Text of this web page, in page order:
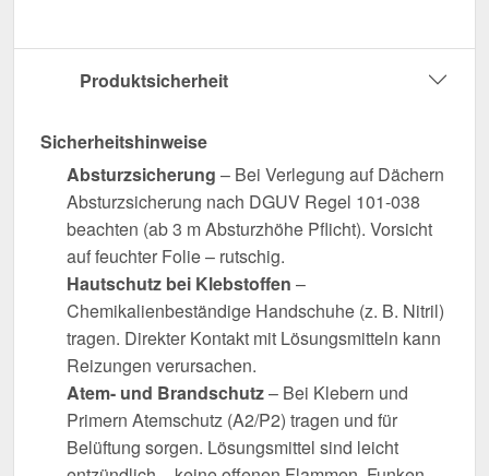
Produktsicherheit
Sicherheitshinweise
Absturzsicherung – Bei Verlegung auf Dächern
Absturzsicherung nach DGUV Regel 101-038
beachten (ab 3 m Absturzhöhe Pflicht). Vorsicht
auf feuchter Folie – rutschig.
Hautschutz bei Klebstoffen –
Chemikalienbeständige Handschuhe (z. B. Nitril)
tragen. Direkter Kontakt mit Lösungsmitteln kann
Reizungen verursachen.
Atem- und Brandschutz– Bei Klebern und
Primern Atemschutz (A2/P2) tragen und für
Belüftung sorgen. Lösungsmittel sind leicht